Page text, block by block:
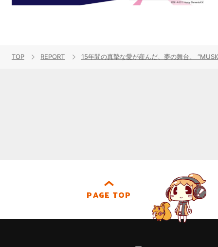
TOP REPORT 15年間の真摯な愛が産んだ、夢の舞台。
PAGE TOP